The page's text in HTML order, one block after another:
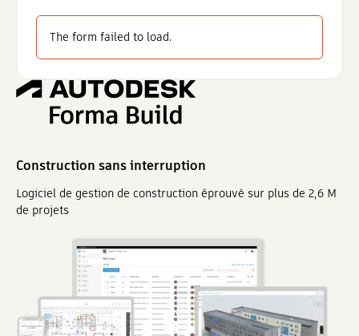
Forma Build
Construction sans interruption
Logiciel de gestion de construction éprouvé sur plus de 2,6 M
de projets
The form failed to load.